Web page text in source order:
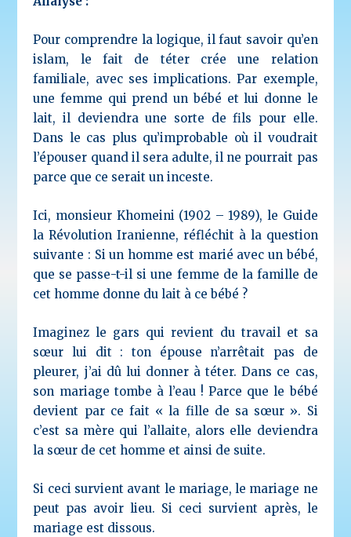
Pour comprendre la logique, il faut savoir qu’en
islam, le fait de téter crée une relation
familiale, avec ses implications. Par exemple,
une femme qui prend un bébé et lui donne le
lait, il deviendra une sorte de fils pour elle.
Dans le cas plus qu’improbable où il voudrait
l’épouser quand il sera adulte, il ne pourrait pas
parce que ce serait un inceste.
Ici, monsieur Khomeini (1902 – 1989), le Guide
la Révolution Iranienne, réfléchit à la question
suivante : Si un homme est marié avec un bébé,
que se passe-t-il si une femme de la famille de
cet homme donne du lait à ce bébé ?
Imaginez le gars qui revient du travail et sa
sœur lui dit : ton épouse n’arrêtait pas de
pleurer, j’ai dû lui donner à téter. Dans ce cas,
son mariage tombe à l’eau ! Parce que le bébé
devient par ce fait « la fille de sa sœur ». Si
c’est sa mère qui l’allaite, alors elle deviendra
la sœur de cet homme et ainsi de suite.
Si ceci survient avant le mariage, le mariage ne
peut pas avoir lieu. Si ceci survient après, le
mariage est dissous.